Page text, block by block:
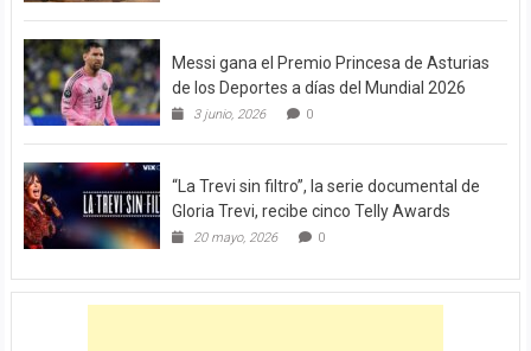
Messi gana el Premio Princesa de Asturias
de los Deportes a días del Mundial 2026
3 junio, 2026 0
“La Trevi sin filtro”, la serie documental de
Gloria Trevi, recibe cinco Telly Awards
20 mayo, 2026 0